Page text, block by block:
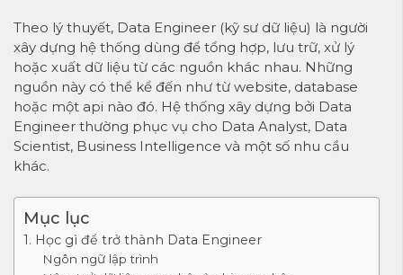
Theo lý thuyết, Data Engineer (kỹ sư dữ liệu) là người
xây dựng hệ thống dùng để tổng hợp, lưu trữ, xử lý
hoặc xuất dữ liệu từ các nguồn khác nhau. Những
nguồn này có thể kể đến như từ website, database
hoặc một api nào đó. Hệ thống xây dựng bởi Data
Engineer thường phục vụ cho Data Analyst, Data
Scientist, Business Intelligence và một số nhu cầu
khác.
Mục lục
1. Học gì để trở thành Data Engineer
Ngôn ngữ lập trình